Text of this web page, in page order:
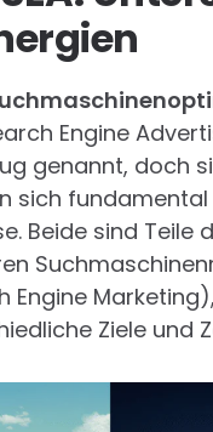
Engine
genannt, doch
sich fundamental
Beide sind Teile
Engine
Ziele und